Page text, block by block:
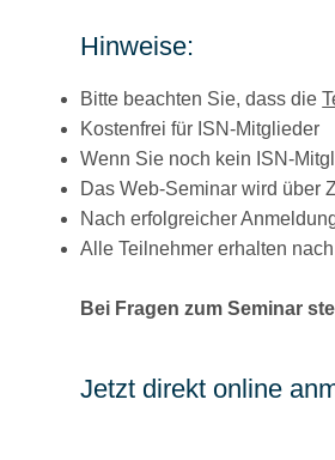
Hinweise:
Bitte beachten Sie, dass die
Kostenfrei für ISN-Mitglieder
Wenn Sie noch kein ISN-
Das Web-Seminar wird über
Nach erfolgreicher
Alle Teilnehmer erhalten
Bei Fragen zum Seminar
Jetzt direkt online